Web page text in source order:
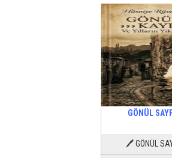
GÖNÜL
🖊 GÖNÜL